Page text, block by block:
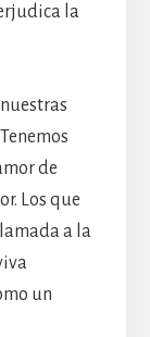
la
de
Los que
a la
un